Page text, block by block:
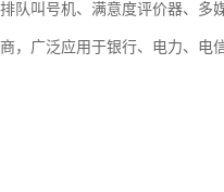
队叫号机、满意度评价器、多
，广泛应用于银行、电力、电